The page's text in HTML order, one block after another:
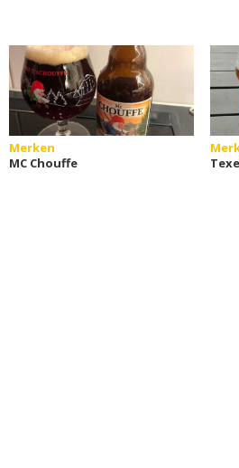
Merken
MC Chouffe